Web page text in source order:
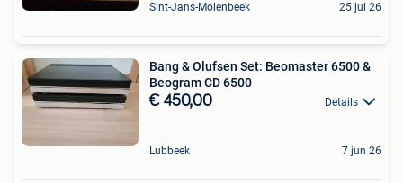
Sint-Jans-Molenbeek 25 jul 26
Bang & Olufsen Set: Beomaster 6500 &
Beogram CD 6500
€ 450,00 Details
Lubbeek 7 jun 26